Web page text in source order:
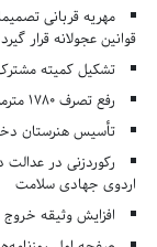
مهریه قربانی
قوانین عجولانه قرار گیرد
تشکیل کمیته
رفع تصرف ۱۷۸۰ مترمربع از اراضی ملی روستای سرودار کرج
تأسیس هنرستان
اردوی جهادی سلامت
افزایش وثیقه خروج از